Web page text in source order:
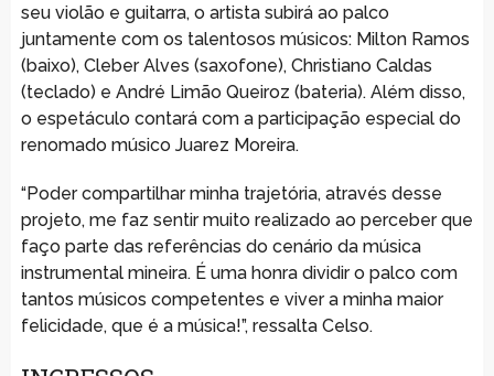
seu violão e guitarra, o artista subirá ao palco
juntamente com os talentosos músicos: Milton Ramos
(baixo), Cleber Alves (saxofone), Christiano Caldas
(teclado) e André Limão Queiroz (bateria). Além disso,
o espetáculo contará com a participação especial do
renomado músico Juarez Moreira.
“Poder compartilhar minha trajetória, através desse
projeto, me faz sentir muito realizado ao perceber que
faço parte das referências do cenário da música
instrumental mineira. É uma honra dividir o palco com
tantos músicos competentes e viver a minha maior
felicidade, que é a música!”, ressalta Celso.